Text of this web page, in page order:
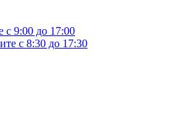
с 9:00 до 17:00
с 8:30 до 17:30